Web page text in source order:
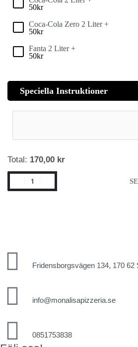
50kr
Coca-Cola Zero 2 Liter +
50kr
Fanta 2 Liter +
50kr
Speciella Instruktioner
Total: 170,00 kr
Fridensborgsvägen 134, 170 62
info@monalisapizzeria.se
0851753838